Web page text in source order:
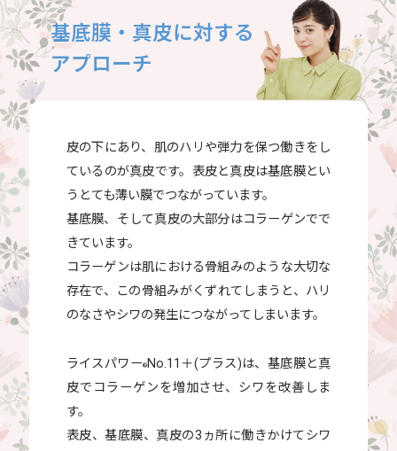
基底膜・真皮に対する
アプローチ
皮の下にあり、肌のハリや弾力を保つ働きをし
ているのが真皮です。表皮と真皮は基底膜とい
うとても薄い膜でつながっています。
基底膜、そして真皮の大部分はコラーゲンでで
きています。
コラーゲンは肌における骨組みのような大切な
存在で、この骨組みがくずれてしまうと、ハリ
のなさやシワの発生につながってしまいます。
ライスパワー® No.11＋(プラス)は、基底膜と真
皮でコラーゲンを増加させ、シワを改善しま
す。
表皮、基底膜、真皮の3ヵ所に働きかけてシワ